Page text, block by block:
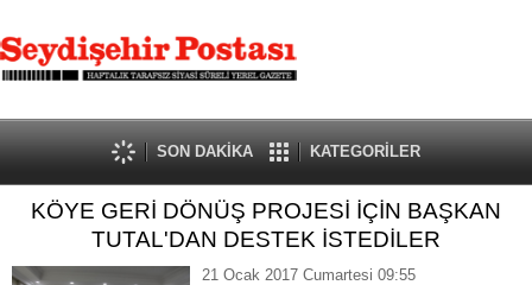
SON DAKİKA KATEGORİLER
KÖYE GERİ DÖNÜŞ PROJESİ İÇİN BAŞKAN
TUTAL'DAN DESTEK İSTEDİLER
21 Ocak 2017 Cumartesi 09:55